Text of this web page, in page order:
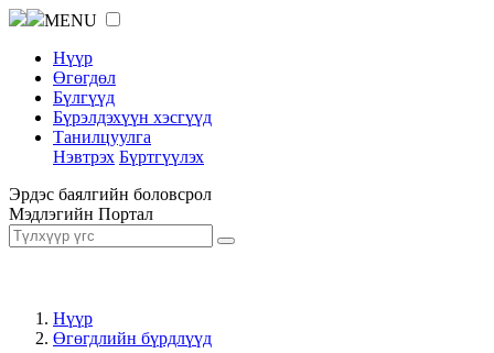
MENU
Нүүр
Өгөгдөл
Бүлгүүд
Бүрэлдэхүүн хэсгүүд
Танилцуулга
Нэвтрэх Бүртгүүлэх
Эрдэс баялгийн боловсрол
Мэдлэгийн Портал
Нүүр
Өгөгдлийн бүрдлүүд